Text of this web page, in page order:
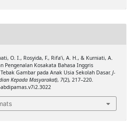
O. I., Rosyida, F., Rifa’i, A. H., & Kurniati, A.
Pengenalan Kosakata Bahasa Inggris
Gambar pada Anak Usia Sekolah Dasar. J-
Kepada Masyarakat), 7(2), 217–220.